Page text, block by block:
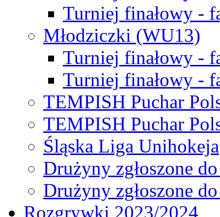
Turniej finałowy -
Młodziczki (WU13)
Turniej finałowy -
Turniej finałowy -
TEMPISH Puchar
TEMPISH Puchar
Śląska Liga Unihokeja
Drużyny zgłoszone
Drużyny zgłoszone
Rozgrywki 2023/2024